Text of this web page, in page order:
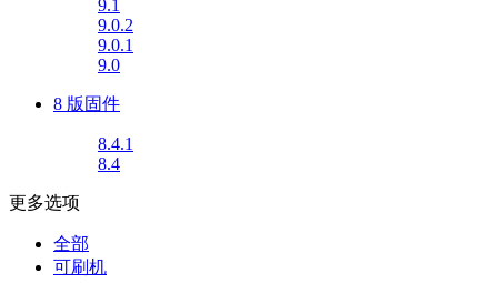
9.1
9.0.2
9.0.1
9.0
8 版固件
8.4.1
8.4
更多选项
全部
可刷机